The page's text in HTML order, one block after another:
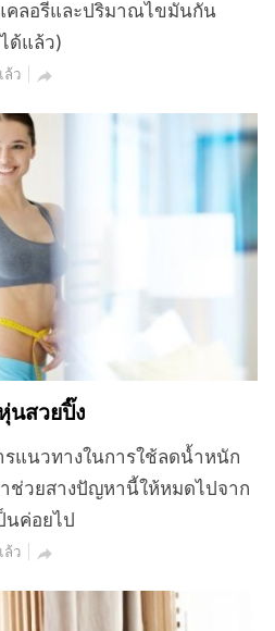
คลอรีและปริมาณไขมันกัน
ด้แล้ว)
ล้ว 
นสวยปิ๊ง
รแนวทางในการใช้ลดน้ำหนัก
ช่วยสางปัญหานี้ให้หมดไปจาก
นค่อยไป
ล้ว 